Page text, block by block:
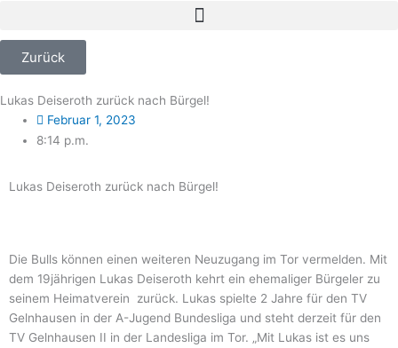
Zurück
Lukas Deiseroth zurück nach Bürgel!
Februar 1, 2023
8:14 p.m.
Lukas Deiseroth zurück nach Bürgel!
Die Bulls können einen weiteren Neuzugang im Tor vermelden. Mit
dem 19jährigen Lukas Deiseroth kehrt ein ehemaliger Bürgeler zu
seinem Heimatverein zurück. Lukas spielte 2 Jahre für den TV
Gelnhausen in der A-Jugend Bundesliga und steht derzeit für den
TV Gelnhausen II in der Landesliga im Tor. „Mit Lukas ist es uns